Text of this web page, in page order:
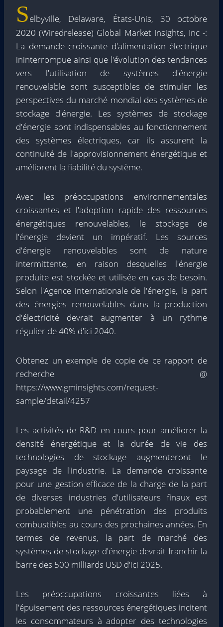
Selbyville, Delaware, États-Unis, 30 octobre
2020 (Wiredrelease) Global Market Insights, Inc -:
La demande croissante d'alimentation électrique
ininterrompue ainsi que l'évolution des tendances
vers l'utilisation de systèmes d'énergie
renouvelable sont susceptibles de stimuler les
perspectives du marché mondial des systèmes de
stockage d'énergie. Les systèmes de stockage
d'énergie sont indispensables au fonctionnement
des systèmes électriques, car ils assurent la
continuité de l'approvisionnement énergétique et
améliorent la fiabilité du système.
Avec les préoccupations environnementales
croissantes et l'adoption rapide des ressources
énergétiques renouvelables, le stockage de
l'énergie devient un impératif. Les sources
d'énergie renouvelables sont de nature
intermittente, en raison desquelles l'énergie
produite est stockée et utilisée en cas de besoin.
Selon l'Agence internationale de l'énergie, la part
des énergies renouvelables dans la production
d'électricité devrait augmenter à un rythme
régulier de 40% d'ici 2040.
Obtenez un exemple de copie de ce rapport de
recherche @
https://www.gminsights.com/request-
sample/detail/4257
Les activités de R&D en cours pour améliorer la
densité énergétique et la durée de vie des
technologies de stockage augmenteront le
paysage de l'industrie. La demande croissante
pour une gestion efficace de la charge de la part
de diverses industries d'utilisateurs finaux est
probablement une pénétration des produits
combustibles au cours des prochaines années. En
termes de revenus, la part de marché des
systèmes de stockage d'énergie devrait franchir la
barre des 500 milliards USD d'ici 2025.
Les préoccupations croissantes liées à
l'épuisement des ressources énergétiques incitent
les consommateurs à adopter des technologies